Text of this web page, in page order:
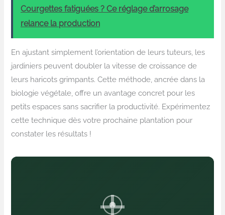
Courgettes fatiguées ? Ce réglage d’arrosage
relance la production
En ajustant simplement l’orientation de leurs tuteurs, les
jardiniers peuvent doubler la vitesse de croissance de
leurs haricots grimpants. Cette méthode, ancrée dans la
biologie végétale, offre un avantage concret pour les
petits espaces sans sacrifier la productivité. Expérimentez
cette technique dès votre prochaine plantation pour
constater les résultats !